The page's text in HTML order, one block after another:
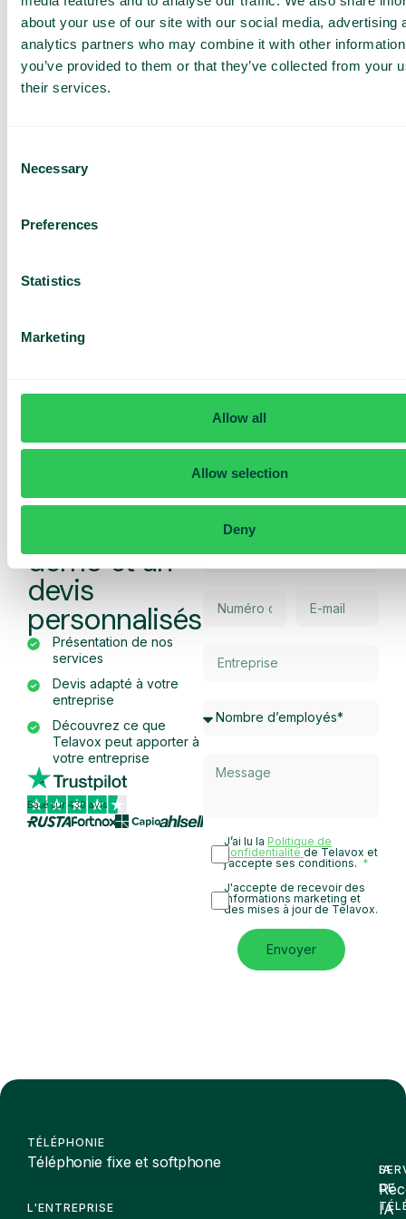
about your use of our site with our social media, advertising
analytics partners who may combine it with other
you’ve provided to them or that they’ve collected from your
their services.
Selection
Necessary
Preferences
Statistics
Marketing
Allow all
Allow selection
Deny
Résumé des appels
Obtenez un résumé rapide de chaque appel
Exporter les transcriptions
Transcription d’appels
Transformez chaque appel en texte –
consultable, traçable et simple à suivre.
démo et un
devis
personnalisés
Présentation de nos
services
Devis adapté à votre
entreprise
Découvrez ce que
Telavox peut apporter à
votre entreprise
Basé sur 430 avis
J’ai lu la Politique de
confidentialitéde Telavox et
j’accepte ses conditions.
J'accepte de recevoir des
informations marketing et
des mises à jour de Telavox.
Envoyer
TÉLÉPHONIE
Téléphonie fixe et softphone
L'ENTREPRISE
DE
IA
IA